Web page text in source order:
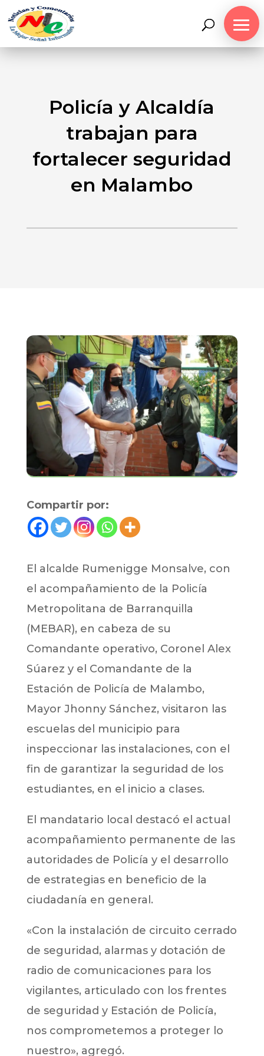
Policía y Alcaldía
trabajan para
fortalecer seguridad
en Malambo
Compartir por:
El alcalde Rumenigge Monsalve, con
el acompañamiento de la Policía
Metropolitana de Barranquilla
(MEBAR), en cabeza de su
Comandante operativo, Coronel Alex
Súarez y el Comandante de la
Estación de Policía de Malambo,
Mayor Jhonny Sánchez, visitaron las
escuelas del municipio para
inspeccionar las instalaciones, con el
fin de garantizar la seguridad de los
estudiantes, en el inicio a clases.
El mandatario local destacó el actual
acompañamiento permanente de las
autoridades de Policía y el desarrollo
de estrategias en beneficio de la
ciudadanía en general.
«Con la instalación de circuito cerrado
de seguridad, alarmas y dotación de
radio de comunicaciones para los
vigilantes, articulado con los frentes
de seguridad y Estación de Policía,
nos comprometemos a proteger lo
nuestro», agregó.